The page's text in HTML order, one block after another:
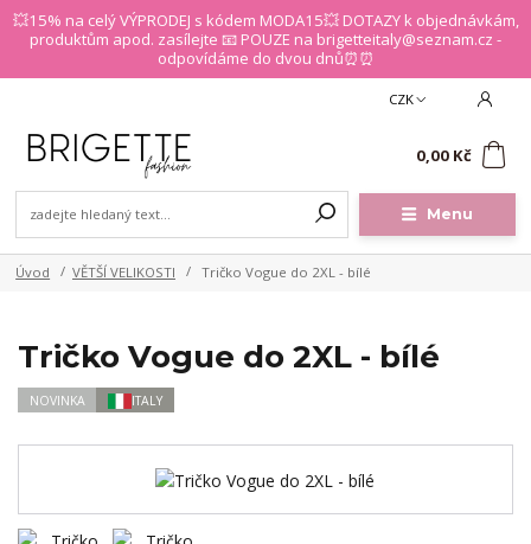
💥15% na celý VÝPRODEJ s kódem MODA15💥 DOTAZY k objednávkám,
produktům apod. zasílejte 📧 POUZE na brigetteitaly@seznam.cz -
odpovídáme do dvou dnů⏰⏰
Menu
CZK
0,00 Kč
Úvod VĚTŠÍ VELIKOSTI Tričko Vogue do 2XL - bílé
Tričko Vogue do 2XL - bílé
NOVINKA ITALY